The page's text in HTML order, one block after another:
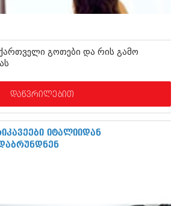
(318)
(297)
(365)
(279)
(256)
(182)
(212)
(259)
(304)
(352)
გოთები და რის გამო
დაწვრილებით
იტალიიდან